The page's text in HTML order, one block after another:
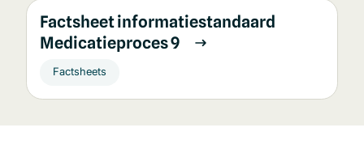
Factsheet informatiestandaard
Medicatieproces 9
Factsheets